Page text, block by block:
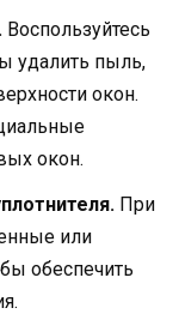
Воспользуйтесь
удалить пыль,
окон.
окон.
При
или
обеспечить